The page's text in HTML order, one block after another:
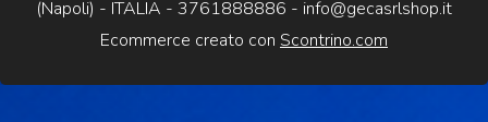
(Napoli) - ITALIA - 3761888886 - info@gecasrlshop.it
Ecommerce creato con Scontrino.com